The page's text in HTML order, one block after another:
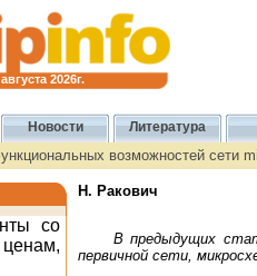
2026г.
Новости Литература
возможностей сети
со
Н. Ракович
В предыдущих
первичной сети,